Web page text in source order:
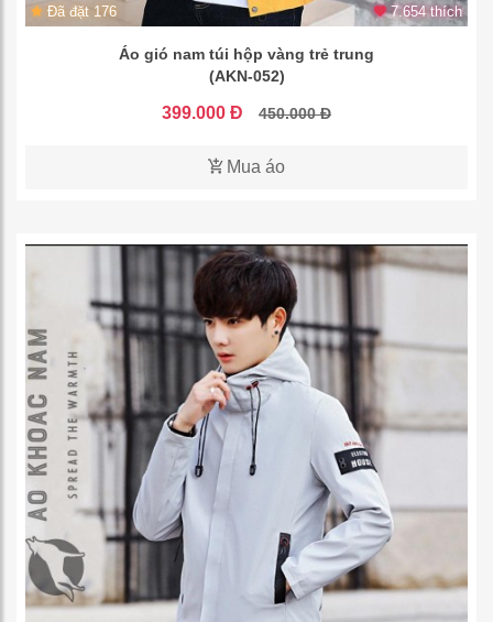
Đã đặt 176 7.654 thích
Áo gió nam túi hộp vàng trẻ trung
(AKN-052)
399.000 Đ 450.000 Đ
Mua áo